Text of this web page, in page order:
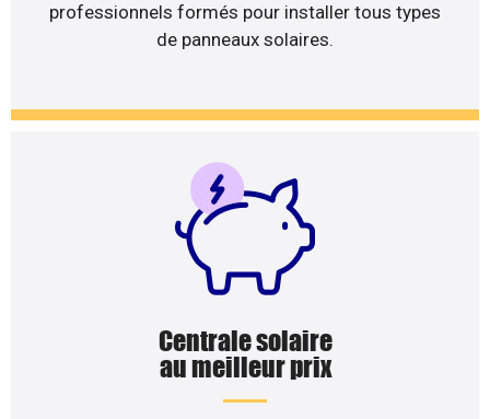
professionnels formés pour installer tous types
de panneaux solaires.
Centrale solaire
au meilleur prix